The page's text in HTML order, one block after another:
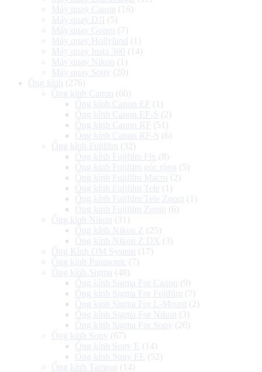
Máy quay Canon
(16)
Máy quay DJI (5)
Máy quay Gopro (7)
Máy quay Hollyland
(1)
Máy quay Insta 360 (14)
Máy quay Nikon
(1)
Máy quay Sony (20)
Ống kính
(276)
Ống kính Canon
(60)
Ống kính Canon EF
(1)
Ống kính Canon EF-S (2)
Ống kính Canon RF
(51)
Ống kính Canon RF-S (6)
Ống kính Fujifilm (32)
Ống kính Fujifilm Fix (8)
Ống kính Fujifilm góc rộng (5)
Ống kính Fujifilm Macro (2)
Ống kính Fujifilm Tele (1)
Ống kính Fujifilm Tele Zoom (1)
Ống kính Fujifilm Zoom (6)
Ống kính Nikon
(31)
Ống kính Nikon Z (25)
Ống kính Nikon Z DX (3)
Ống Kính OM System (17)
Ống kính Panasonic (7)
Ống kính Sigma (48)
Ống kính Sigma For Canon
(9)
Ống kính Sigma For Fujifilm (7)
Ống kính Sigma For L-Mount (2)
Ống kính Sigma For Nikon
(3)
Ống kính Sigma For Sony (26)
Ống kính Sony (67)
Ống kính Sony E
(14)
Ống kính Sony FE
(52)
Ống kính Tamron
(14)